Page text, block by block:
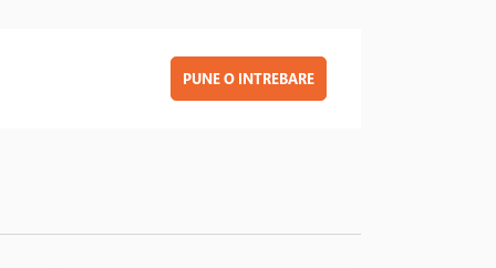
PUNE O INTREBARE